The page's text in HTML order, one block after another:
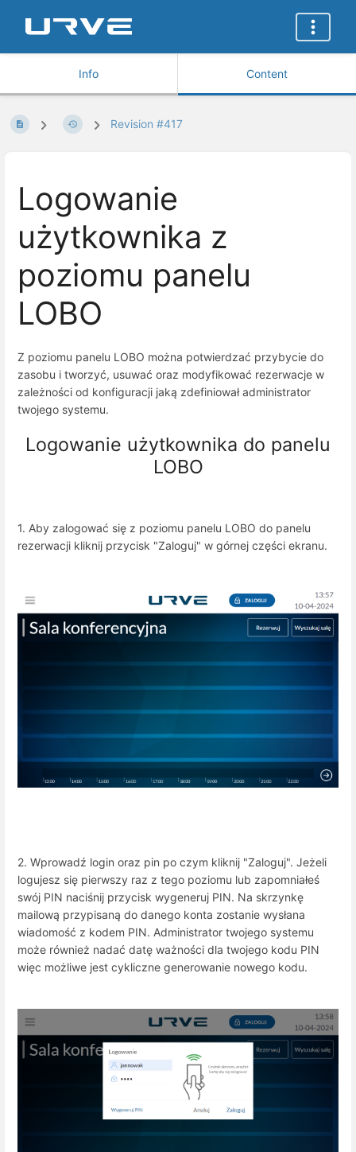
Info Content
Revision #417
Logowanie
użytkownika z
poziomu panelu
LOBO
Z poziomu panelu LOBO można potwierdzać przybycie do
zasobu i tworzyć, usuwać oraz modyfikować rezerwacje w
zależności od konfiguracji jaką zdefiniował administrator
twojego systemu.
Logowanie użytkownika do panelu
LOBO
1. Aby zalogować się z poziomu panelu LOBO do panelu
rezerwacji kliknij przycisk "Zaloguj" w górnej części ekranu.
2. Wprowadź login oraz pin po czym kliknij "Zaloguj". Jeżeli
logujesz się pierwszy raz z tego poziomu lub zapomniałeś
swój PIN naciśnij przycisk wygeneruj PIN. Na skrzynkę
mailową przypisaną do danego konta zostanie wysłana
wiadomość z kodem PIN. Administrator twojego systemu
może również nadać datę ważności dla twojego kodu PIN
więc możliwe jest cykliczne generowanie nowego kodu.